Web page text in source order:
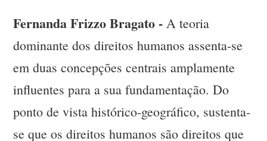
Fernanda Frizzo Bragato - A teoria
dominante dos direitos humanos assenta-se
em duas concepções centrais amplamente
influentes para a sua fundamentação. Do
ponto de vista histórico-geográfico, sustenta-
se que os direitos humanos são direitos que